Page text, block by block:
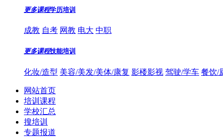
更多课程学历培训
成教 自考 网教 电大 中职
更多课程技能培训
化妆/造型 美容/美发/美体/康复 影楼影视 驾驶/学车 餐饮/
网站首页
培训课程
学校汇总
搜培训
专题报道